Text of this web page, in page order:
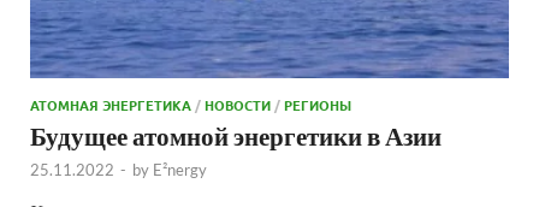
АТОМНАЯ ЭНЕРГЕТИКА /НОВОСТИ /РЕГИОНЫ
Будущее атомной энергетики в Азии
25.11.2022 - by E²nergy